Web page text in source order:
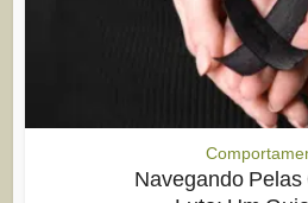
Navegando Pelas